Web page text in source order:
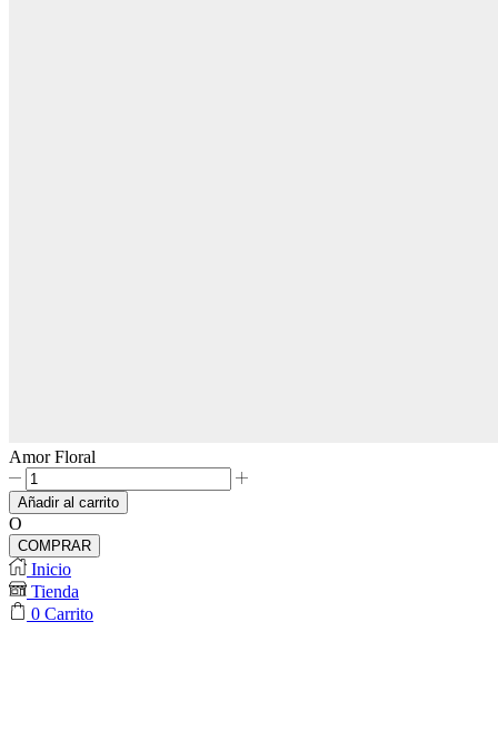
Amor Floral
Amor
Floral
cantidad
Añadir al carrito
O
COMPRAR
Inicio
Tienda
0 Carrito